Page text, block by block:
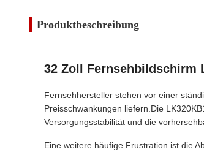
Produktbeschreibung
32 Zoll Fernsehbildschirm
Fernsehhersteller stehen vor einer
Preisschwankungen liefern.Die
Versorgungsstabilität und die
Eine weitere häufige Frustration ist die